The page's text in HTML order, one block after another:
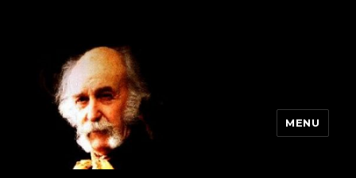
MENU